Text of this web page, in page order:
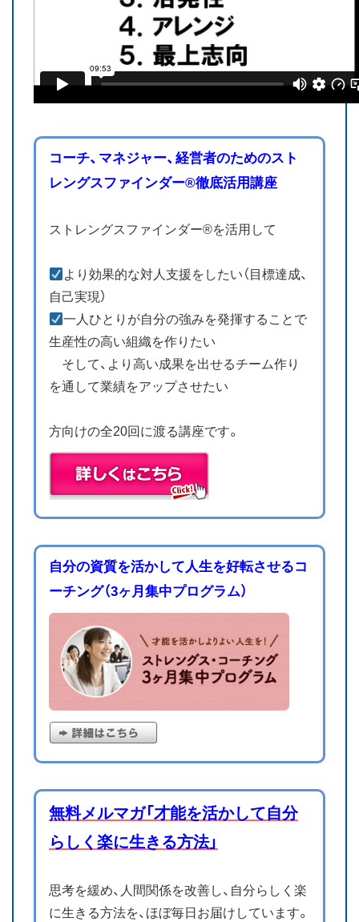
コーチ、マネジャー、経営者のためのスト
レングスファインダー®徹底活用講座
ストレングスファインダー®を活用して
より効果的な対人支援をしたい（目標達成、
自己実現）
一人ひとりが自分の強みを発揮することで
生産性の高い組織を作りたい
そして、より高い成果を出せるチーム作り
を通して業績をアップさせたい
方向けの全20回に渡る講座です。
自分の資質を活かして人生を好転させるコ
ーチング（3ヶ月集中プログラム）
無料メルマガ「才能を活かして自分
らしく楽に生きる方法」
思考を緩め、人間関係を改善し、自分らしく楽
に生きる方法を、ほぼ毎日お届けしています。